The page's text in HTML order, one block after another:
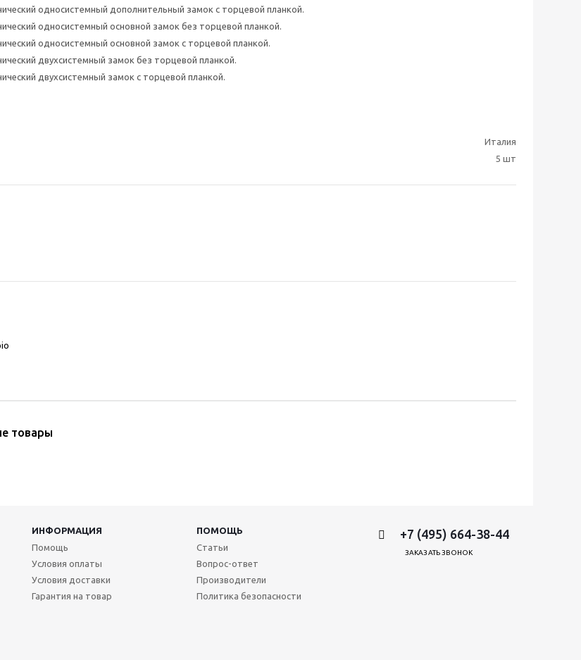
односистемный дополнительный замок с торцевой планкой.
односистемный основной замок без торцевой планкой.
односистемный основной замок с торцевой планкой.
двухсистемный замок без торцевой планкой.
двухсистемный замок с торцевой планкой.
Италия
5 шт
товары
ИНФОРМАЦИЯ
ПОМОЩЬ
Помощь
Условия оплаты
Условия доставки
Гарантия на товар
Статьи
Вопрос-ответ
Производители
Политика безопасности
+7 (495) 664-38-44
ЗАКАЗАТЬ ЗВОНОК